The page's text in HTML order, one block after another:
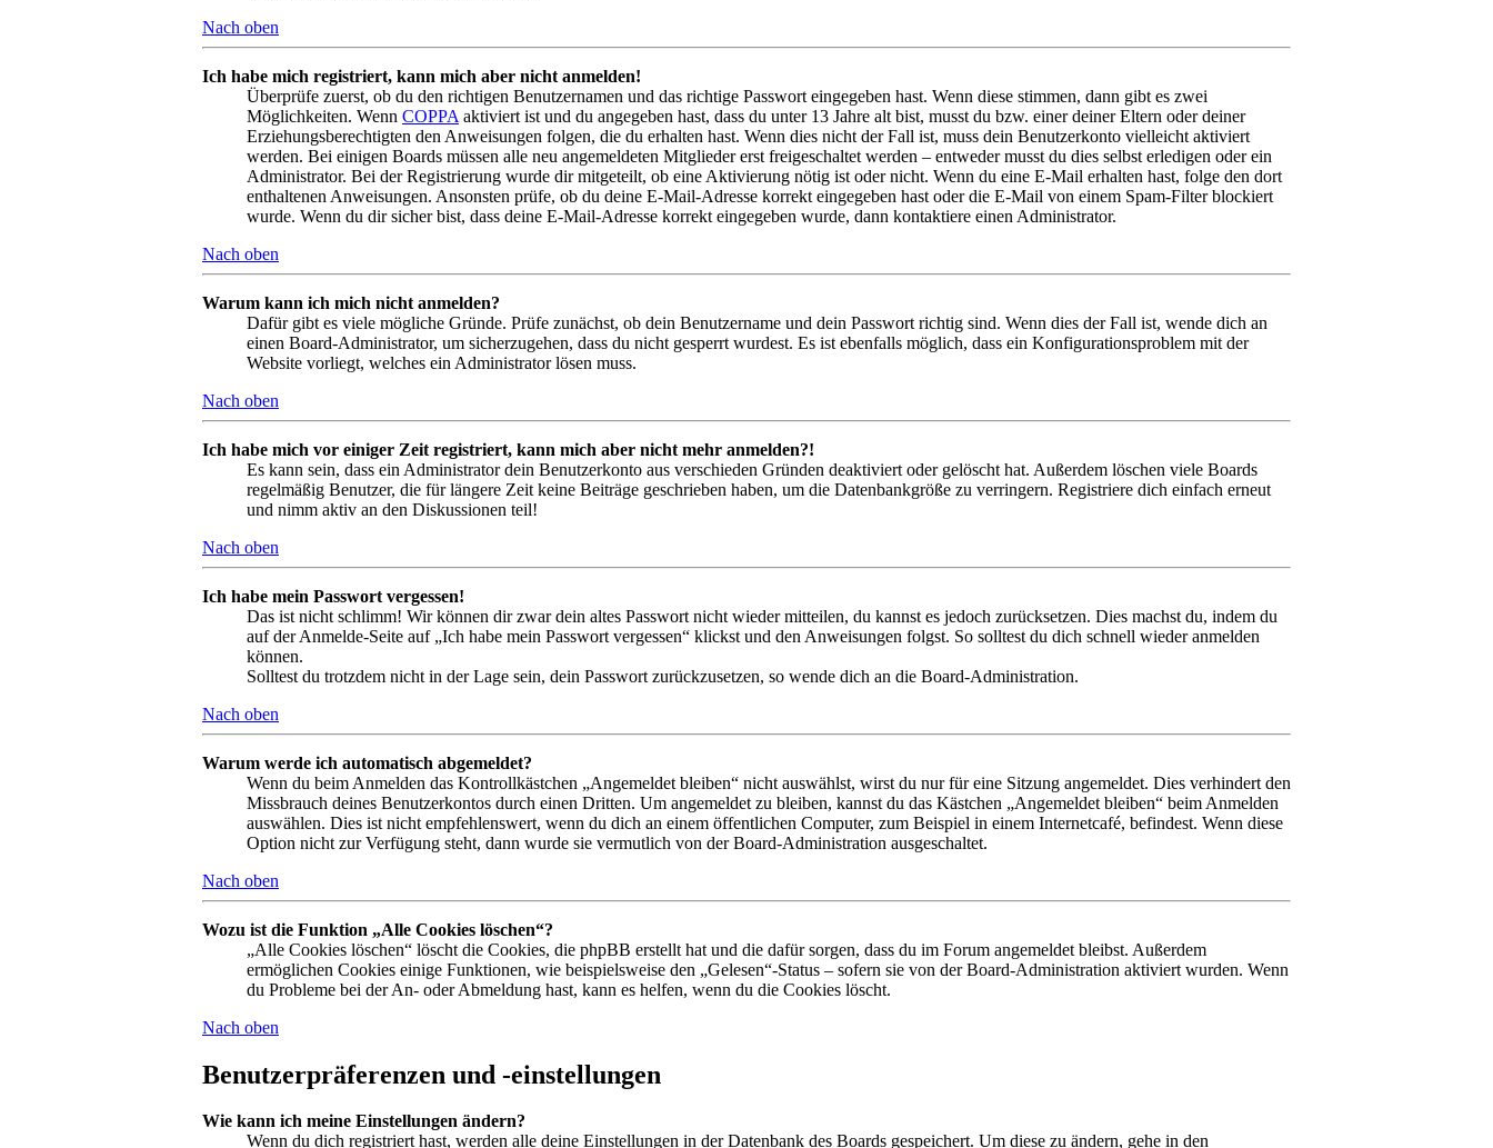
Nach oben
Ich habe mich registriert, kann mich aber nicht anmelden!
Überprüfe zuerst, ob du den richtigen Benutzernamen und das richtige Passwort eingegeben hast. Wenn diese stimmen, dann gibt es zwei
Möglichkeiten. Wenn COPPA aktiviert ist und du angegeben hast, dass du unter 13 Jahre alt bist, musst du bzw. einer deiner Eltern oder deiner
Erziehungsberechtigten den Anweisungen folgen, die du erhalten hast. Wenn dies nicht der Fall ist, muss dein Benutzerkonto vielleicht aktiviert
werden. Bei einigen Boards müssen alle neu angemeldeten Mitglieder erst freigeschaltet werden – entweder musst du dies selbst erledigen oder ein
Administrator. Bei der Registrierung wurde dir mitgeteilt, ob eine Aktivierung nötig ist oder nicht. Wenn du eine E-Mail erhalten hast, folge den dort
enthaltenen Anweisungen. Ansonsten prüfe, ob du deine E-Mail-Adresse korrekt eingegeben hast oder die E-Mail von einem Spam-Filter blockiert
wurde. Wenn du dir sicher bist, dass deine E-Mail-Adresse korrekt eingegeben wurde, dann kontaktiere einen Administrator.
Nach oben
Warum kann ich mich nicht anmelden?
Dafür gibt es viele mögliche Gründe. Prüfe zunächst, ob dein Benutzername und dein Passwort richtig sind. Wenn dies der Fall ist, wende dich an
einen Board-Administrator, um sicherzugehen, dass du nicht gesperrt wurdest. Es ist ebenfalls möglich, dass ein Konfigurationsproblem mit der
Website vorliegt, welches ein Administrator lösen muss.
Nach oben
Ich habe mich vor einiger Zeit registriert, kann mich aber nicht mehr anmelden?!
Es kann sein, dass ein Administrator dein Benutzerkonto aus verschieden Gründen deaktiviert oder gelöscht hat. Außerdem löschen viele Boards
regelmäßig Benutzer, die für längere Zeit keine Beiträge geschrieben haben, um die Datenbankgröße zu verringern. Registriere dich einfach erneut
und nimm aktiv an den Diskussionen teil!
Nach oben
Ich habe mein Passwort vergessen!
Das ist nicht schlimm! Wir können dir zwar dein altes Passwort nicht wieder mitteilen, du kannst es jedoch zurücksetzen. Dies machst du, indem du
auf der Anmelde-Seite auf „Ich habe mein Passwort vergessen“ klickst und den Anweisungen folgst. So solltest du dich schnell wieder anmelden
können.
Solltest du trotzdem nicht in der Lage sein, dein Passwort zurückzusetzen, so wende dich an die Board-Administration.
Nach oben
Warum werde ich automatisch abgemeldet?
Wenn du beim Anmelden das Kontrollkästchen „Angemeldet bleiben“ nicht auswählst, wirst du nur für eine Sitzung angemeldet. Dies verhindert den
Missbrauch deines Benutzerkontos durch einen Dritten. Um angemeldet zu bleiben, kannst du das Kästchen „Angemeldet bleiben“ beim Anmelden
auswählen. Dies ist nicht empfehlenswert, wenn du dich an einem öffentlichen Computer, zum Beispiel in einem Internetcafé, befindest. Wenn diese
Option nicht zur Verfügung steht, dann wurde sie vermutlich von der Board-Administration ausgeschaltet.
Nach oben
Wozu ist die Funktion „Alle Cookies löschen“?
„Alle Cookies löschen“ löscht die Cookies, die phpBB erstellt hat und die dafür sorgen, dass du im Forum angemeldet bleibst. Außerdem
ermöglichen Cookies einige Funktionen, wie beispielsweise den „Gelesen“-Status – sofern sie von der Board-Administration aktiviert wurden. Wenn
du Probleme bei der An- oder Abmeldung hast, kann es helfen, wenn du die Cookies löscht.
Nach oben
Benutzerpräferenzen und -einstellungen
Wie kann ich meine Einstellungen ändern?
Wenn du dich registriert hast, werden alle deine Einstellungen in der Datenbank des Boards gespeichert. Um diese zu ändern, gehe in den